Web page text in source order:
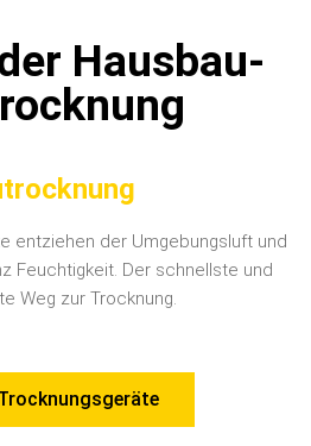
Hausbau-
entziehen der Umgebungsluft und
Feuchtigkeit. Der schnellste und
Weg zur Trocknung.